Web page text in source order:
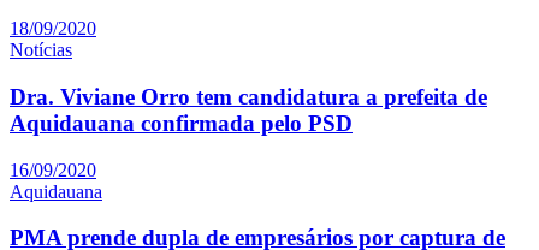
18/09/2020
Notícias
Dra. Viviane Orro tem candidatura a prefeita de
Aquidauana confirmada pelo PSD
16/09/2020
Aquidauana
PMA prende dupla de empresários por captura de